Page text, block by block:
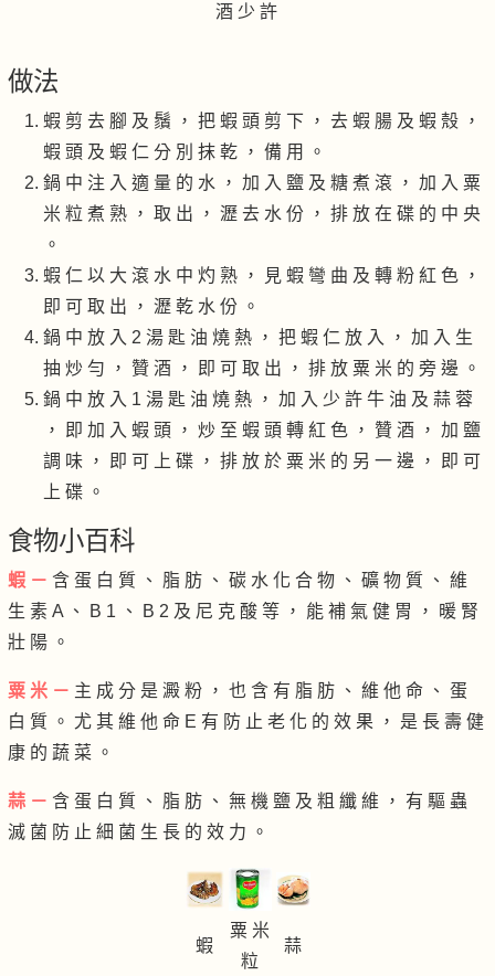
酒 少 許
做法
蝦 剪 去 腳 及 鬚 ， 把 蝦 頭 剪 下 ， 去 蝦 腸 及 蝦 殼 ，
蝦 頭 及 蝦 仁 分 別 抹 乾 ， 備 用 。
鍋 中 注 入 適 量 的 水 ， 加 入 鹽 及 糖 煮 滾 ， 加 入 粟
米 粒 煮 熟 ， 取 出 ， 瀝 去 水 份 ， 排 放 在 碟 的 中 央
。
蝦 仁 以 大 滾 水 中 灼 熟 ， 見 蝦 彎 曲 及 轉 粉 紅 色 ，
即 可 取 出 ， 瀝 乾 水 份 。
鍋 中 放 入 2 湯 匙 油 燒 熱 ， 把 蝦 仁 放 入 ， 加 入 生
抽 炒 勻 ， 贊 酒 ， 即 可 取 出 ， 排 放 粟 米 的 旁 邊 。
鍋 中 放 入 1 湯 匙 油 燒 熱 ， 加 入 少 許 牛 油 及 蒜 蓉
， 即 加 入 蝦 頭 ， 炒 至 蝦 頭 轉 紅 色 ， 贊 酒 ， 加 鹽
調 味 ， 即 可 上 碟 ， 排 放 於 粟 米 的 另 一 邊 ， 即 可
上 碟 。
食物小百科
蝦 － 含 蛋 白 質 、 脂 肪 、 碳 水 化 合 物 、 礦 物 質 、 維
生 素 A 、 B 1 、 B 2 及 尼 克 酸 等 ， 能 補 氣 健 胃 ， 暖 腎
壯 陽 。
粟 米 － 主 成 分 是 澱 粉 ， 也 含 有 脂 肪 、 維 他 命 、 蛋
白 質 。 尤 其 維 他 命 E 有 防 止 老 化 的 效 果 ， 是 長 壽 健
康 的 蔬 菜 。
蒜 － 含 蛋 白 質 、 脂 肪 、 無 機 鹽 及 粗 纖 維 ， 有 驅 蟲
滅 菌 防 止 細 菌 生 長 的 效 力 。
蝦
粟 米
粒
蒜